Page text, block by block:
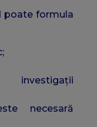
poate formula
necesară